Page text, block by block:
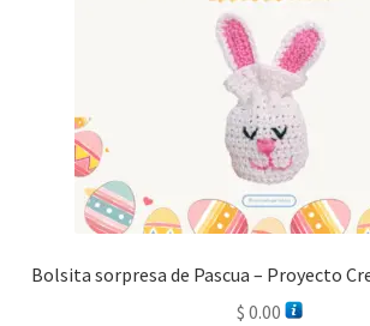
Bolsita sorpresa de Pascua – Proyecto
$ 0.00